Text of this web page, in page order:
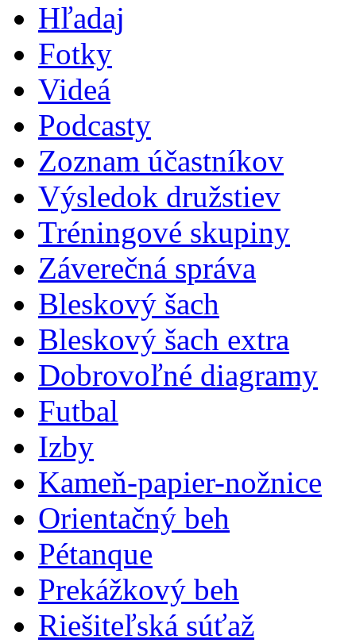
Hľadaj
Fotky
Videá
Podcasty
Zoznam účastníkov
Výsledok družstiev
Tréningové skupiny
Záverečná správa
Bleskový šach
Bleskový šach extra
Dobrovoľné diagramy
Futbal
Izby
Kameň-papier-nožnice
Orientačný beh
Pétanque
Prekážkový beh
Riešiteľská súťaž